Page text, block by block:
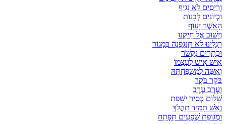
וְרִיסִים לֹא נָגִיף
וּכְיוֹנִים לְבָנוֹת
הָאֹשֶׁר יָעוּף
וְיָשׁוּב אֶל חֵיקֵנוּ
רַגְלֵינוּ לֹא תִּנָּגַפְנָה בְּמָגוֹר
וּכְתָרִים נִקְשֹׁר
אִישׁ אִישׁ לְעַצְמוֹ
וְאִשָּׁה לְמִשְׁפַּחְתָּהּ
בֹּקֶר בֹּקֶר
וְעֶרֶב עֶרֶב
שָׁלוֹם כְּסִיר יִשָּׁפֵת
וְאֵשׁ תָּמִיד תִּהֲלַךְ
וּמְגוּפַת שְׁפָעִים תִּפָּתַח